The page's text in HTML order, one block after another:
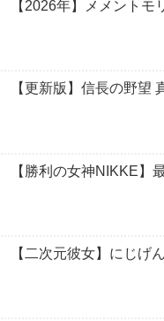
【2026年】メメント
【更新版】信長の野望
【勝利の女神NIKKE】
【二次元彼女】にじげ